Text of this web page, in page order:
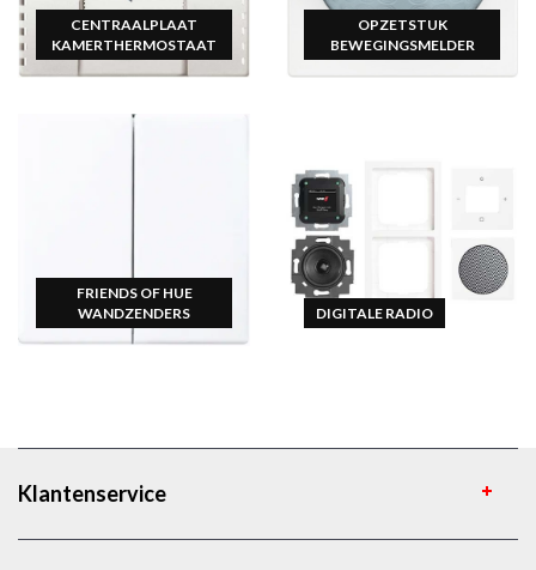
CENTRAALPLAAT
KAMERTHERMOSTAAT
OPZETSTUK
BEWEGINGSMELDER
FRIENDS OF HUE
WANDZENDERS
DIGITALE RADIO
Klantenservice